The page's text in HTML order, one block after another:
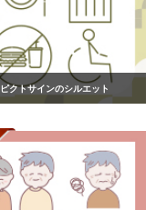
ピクトサインのシルエット